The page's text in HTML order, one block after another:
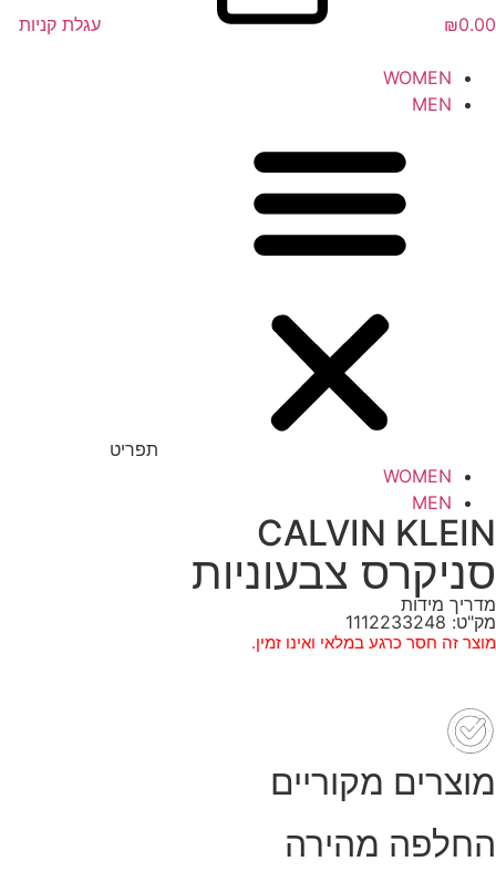
₪0.00 עגלת קניות
WOMEN
MEN
תפריט
WOMEN
MEN
CALVIN KLEIN
סניקרס צבעוניות
מדריך מידות
מק"ט: 1112233248
מוצר זה חסר כרגע במלאי ואינו זמין.
מוצרים מקוריים
החלפה מהירה